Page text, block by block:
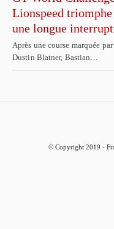
Lionspeed triomphe
une longue
Après une course marquée
Dustin Blatner, Bastian…
© Copyright 2019 -